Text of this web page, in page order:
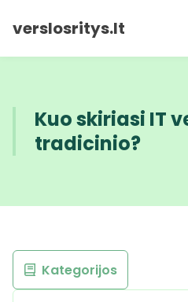
verslosritys.lt
Kuo skiriasi IT
tradicinio?
Kategorijos